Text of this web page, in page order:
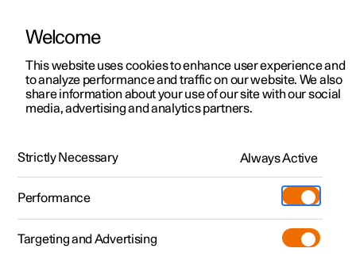
Polestar 2
Polestar 3
Polestar 4
Pre-owned
Shop
Mere
Udforsk Polestar 2
Udforsk Polestar 4
Kampagner til privatkunder
Tilbud til erhvervskunder
Nye lagerbiler
Byg din bil
Pre-owned
Prøvetur
Extras tilbehør
Find os
Servicelokationer
Ejerskab
Opladning
HåndbogVideogalleriSoftwareopdateringer
Batteri
Welcome
This website uses cookies to enhance user experience and
to analyze performance and traffic on our website. We also
share information about your use of our site with our social
media, advertising and analytics partners.
Strictly Necessary Always Active
Performance
Targeting and Advertising